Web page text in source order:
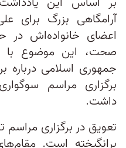
آرامگاهی بزرگ برای
اعضای خانواده‌اش
صحت، این موضوع با
جمهوری اسلامی درباره
برگزاری مراسم
داشت.
تعویق در برگزاری
برانگیخته است.